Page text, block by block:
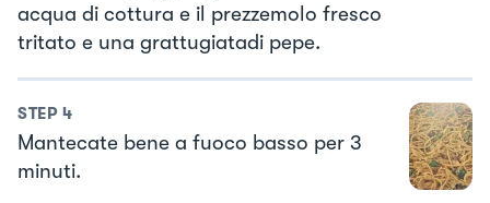
acqua di cottura e il prezzemolo fresco
tritato e una grattugiatadi pepe.
STEP 4
Mantecate bene a fuoco basso per 3
minuti.